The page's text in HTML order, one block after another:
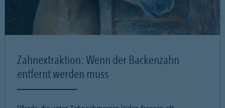
Zahnextraktion: Wenn der Backenzahn
entfernt werden muss